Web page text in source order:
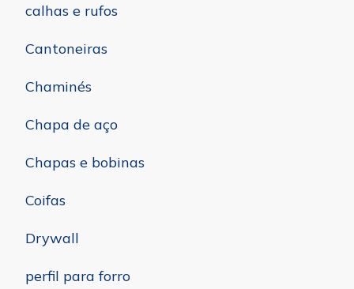
calhas e rufos
Cantoneiras
Chaminés
Chapa de aço
Chapas e bobinas
Coifas
Drywall
perfil para forro